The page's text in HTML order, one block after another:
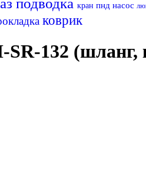
кран пнд насос
коврик
SR-132